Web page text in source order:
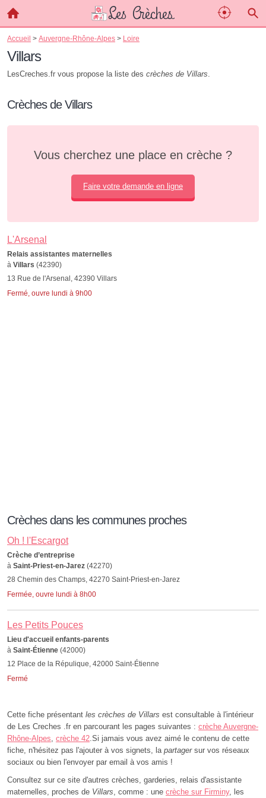
Accueil > Auvergne-Rhône-Alpes > Loire
Villars
LesCreches.fr vous propose la liste des crèches de Villars.
Crèches de Villars
Vous cherchez une place en crèche ?
Faire votre demande en ligne
L'Arsenal
Relais assistantes maternelles
à Villars (42390)
13 Rue de l'Arsenal, 42390 Villars
Fermé, ouvre lundi à 9h00
Crèches dans les communes proches
Oh ! l'Escargot
Crèche d’entreprise
à Saint-Priest-en-Jarez (42270)
28 Chemin des Champs, 42270 Saint-Priest-en-Jarez
Fermée, ouvre lundi à 8h00
Les Petits Pouces
Lieu d'accueil enfants-parents
à Saint-Étienne (42000)
12 Place de la Répulique, 42000 Saint-Étienne
Fermé
Cette fiche présentant les crèches de Villars est consultable à l'intérieur
de Les Creches .fr en parcourant les pages suivantes : crèche Auvergne-
Rhône-Alpes, crèche 42.Si jamais vous avez aimé le contenu de cette
fiche, n'hésitez pas l'ajouter à vos signets, la partagersur vos réseaux
sociaux ou bien l'envoyer par email à vos amis !
Consultez sur ce site d'autres crèches, garderies, relais d'assistante
maternelles, proches de Villars, comme : une crèche sur Firminy, les